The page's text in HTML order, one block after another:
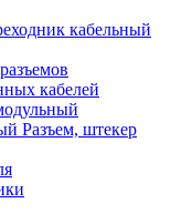
кабельный
кабелей
Разъем, штекер